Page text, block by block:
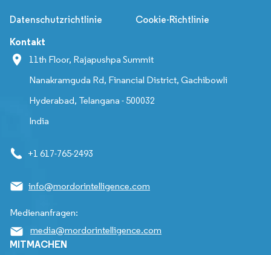
Datenschutzrichtlinie Cookie-Richtlinie
Kontakt
11th Floor, Rajapushpa Summit
Nanakramguda Rd, Financial District, Gachibowli
Hyderabad, Telangana - 500032
India
+1 617-765-2493
info@mordorintelligence.com
Medienanfragen:
media@mordorintelligence.com
MITMACHEN